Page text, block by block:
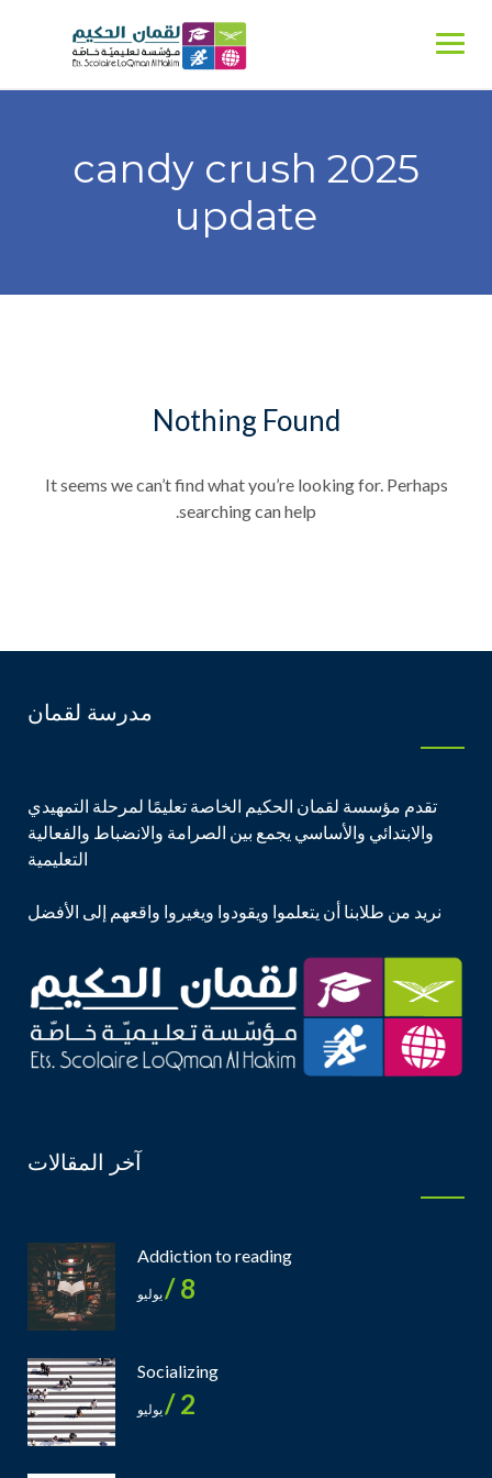
2025 candy crush
update
Nothing Found
It seems we can’t find what you’re looking for. Perhaps
searching can help.
مدرسة لقمان
تقدم مؤسسة لقمان الحكيم الخاصة تعليمًا لمرحلة التمهيدي
والابتدائي والأساسي يجمع بين الصرامة والانضباط والفعالية
التعليمية
نريد من طلابنا أن يتعلموا ويقودوا ويغيروا واقعهم إلى الأفضل
آخر المقالات
Addiction to reading
8 / يوليو
Socializing
2 / يوليو